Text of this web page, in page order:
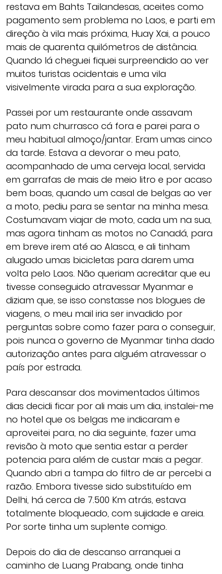
restava em Bahts Tailandesas, aceites como
pagamento sem problema no Laos, e parti em
direção à vila mais próxima, Huay Xai, a pouco
mais de quarenta quilómetros de distância.
Quando lá cheguei fiquei surpreendido ao ver
muitos turistas ocidentais e uma vila
visivelmente virada para a sua exploração.
Passei por um restaurante onde assavam
pato num churrasco cá fora e parei para o
meu habitual almoço/jantar. Eram umas cinco
da tarde. Estava a devorar o meu pato,
acompanhado de uma cerveja local, servida
em garrafas de mais de meio litro e por acaso
bem boas, quando um casal de belgas ao ver
a moto, pediu para se sentar na minha mesa.
Costumavam viajar de moto, cada um na sua,
mas agora tinham as motos no Canadá, para
em breve irem até ao Alasca, e ali tinham
alugado umas bicicletas para darem uma
volta pelo Laos. Não queriam acreditar que eu
tivesse conseguido atravessar Myanmar e
diziam que, se isso constasse nos blogues de
viagens, o meu mail iria ser invadido por
perguntas sobre como fazer para o conseguir,
pois nunca o governo de Myanmar tinha dado
autorização antes para alguém atravessar o
país por estrada.
Para descansar dos movimentados últimos
dias decidi ficar por ali mais um dia, instalei-me
no hotel que os belgas me indicaram e
aproveitei para, no dia seguinte, fazer uma
revisão à moto que sentia estar a perder
potencia para além de custar mais a pegar.
Quando abri a tampa do filtro de ar percebi a
razão. Embora tivesse sido substituído em
Delhi, há cerca de 7.500 Km atrás, estava
totalmente bloqueado, com sujidade e areia.
Por sorte tinha um suplente comigo.
Depois do dia de descanso arranquei a
caminho de Luang Prabang, onde tinha